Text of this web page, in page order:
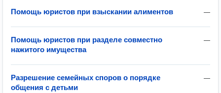
—
Помощь юристов при взыскании алиментов
—
Помощь юристов при разделе совместно
нажитого имущества
—
Разрешение семейных споров о порядке
общения с детьми